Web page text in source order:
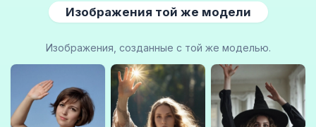
Изображения той же модели
Изображения, созданные с той же моделью.